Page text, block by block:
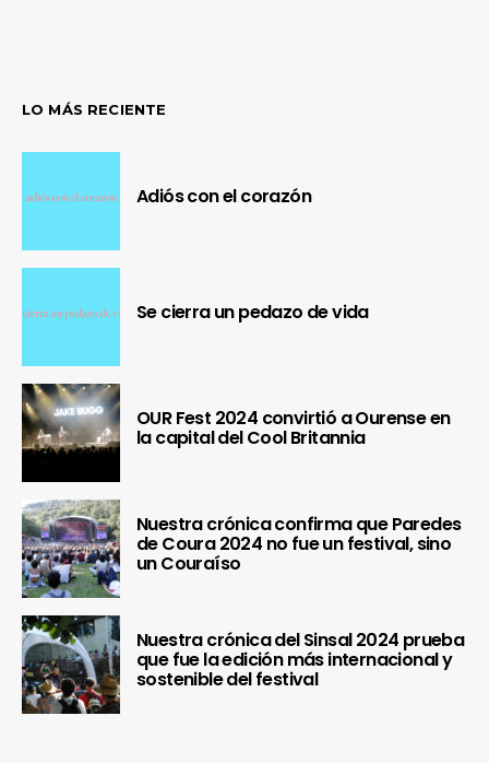
LO MÁS RECIENTE
Adiós con el corazón
Se cierra un pedazo de vida
OUR Fest 2024 convirtió a Ourense en
la capital del Cool Britannia
Nuestra crónica confirma que Paredes
de Coura 2024 no fue un festival, sino
un Couraíso
Nuestra crónica del Sinsal 2024 prueba
que fue la edición más internacional y
sostenible del festival